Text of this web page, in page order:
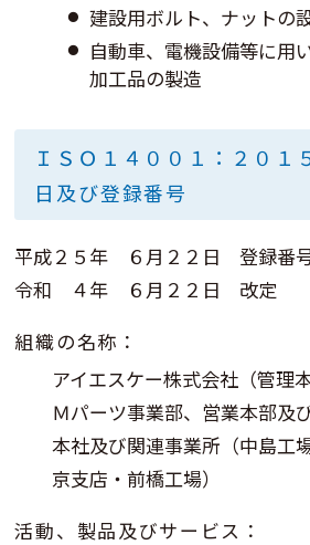
建設用ボルト、ナットの
自動車、電機設備等に用
加工品の製造
ＩＳＯ１４００１：２０１
日及び登録番号
平成２５年 ６月２２日 登録番
令和 ４年 ６月２２日 改定
組織の名称：
アイエスケー株式会社（管理
Ｍパーツ事業部、営業本部及
本社及び関連事業所（中島工
京支店・前橋工場）
活動、製品及びサービス：